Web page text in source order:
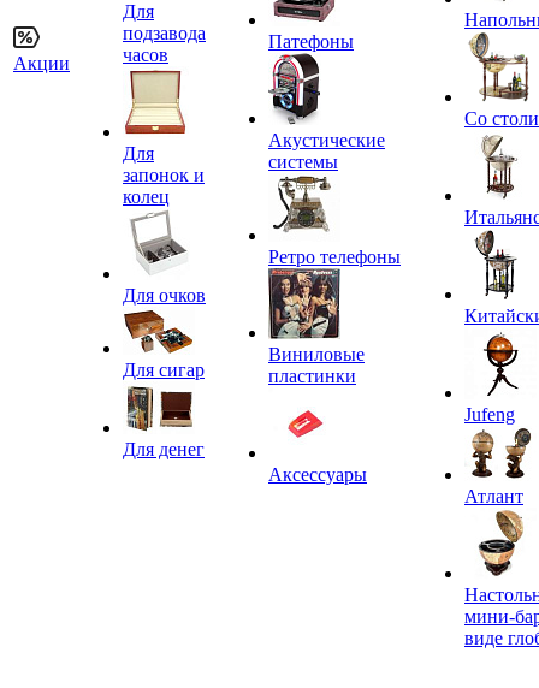
Акции
Для
подзавода
часов
Для
запонок и
колец
Для очков
Для сигар
Для денег
Патефоны
Акустические
системы
Ретро телефоны
Виниловые
пластинки
Аксессуары
Со
Jufeng
Атлант
мини-
виде